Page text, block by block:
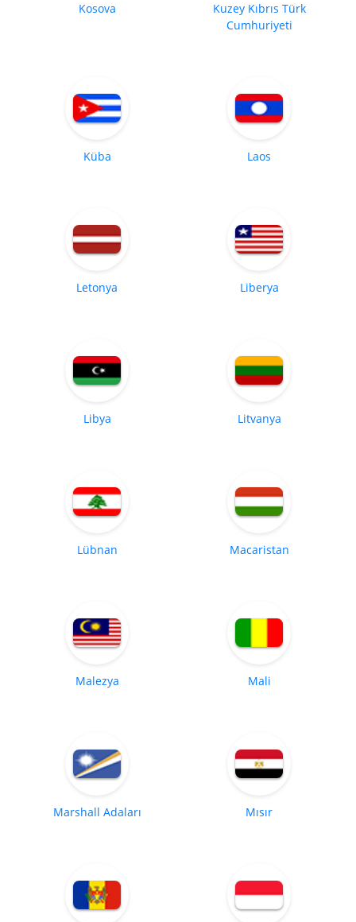
Kosova
Kuzey Kıbrıs Türk
Cumhuriyeti
Küba Laos
Letonya Liberya
Libya Litvanya
Lübnan Macaristan
Malezya Mali
Marshall Adaları Mısır